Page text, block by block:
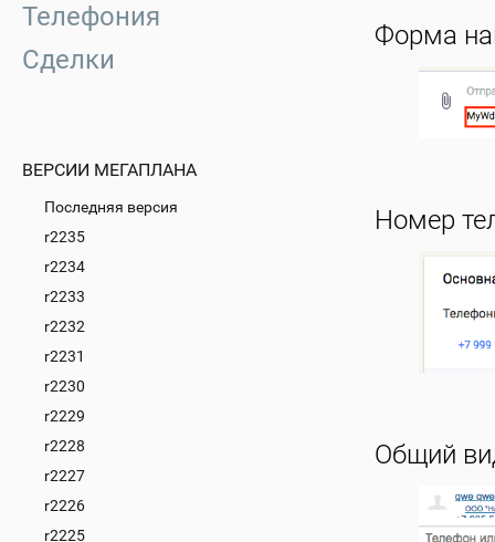
Телефония
Сделки
ВЕРСИИ МЕГАПЛАНА
Последняя версия
r2235
r2234
r2233
r2232
r2231
r2230
r2229
r2228
r2227
r2226
r2225
Форма
Номер
Общий